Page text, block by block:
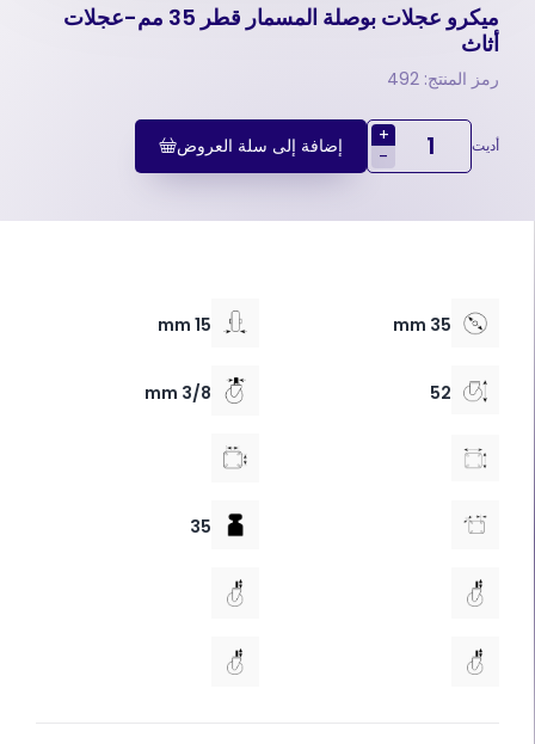
ميكرو عجلات بوصلة المسمار قطر 35 مم-عجلات
أثاث
رمز المنتج: 492
أديت
+
-
إضافة إلى سلة العروض
35 mm
15 mm
52
3/8 mm
35